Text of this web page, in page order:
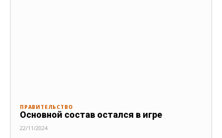
ПРАВИТЕЛЬСТВО
Основной состав остался в игре
22/11/2024